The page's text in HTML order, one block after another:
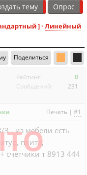
тему Опрос
] · Линейный
Поделиться
Рейтинг:
0
Сообщений:
231
Печать | #1
- из мебели есть
плита,
счетчики т 8913 444